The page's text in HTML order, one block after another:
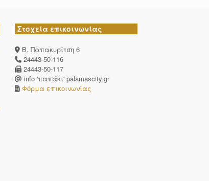
Στοχεία επικοινωνίας
Β. Παπακυρίτση 6
24443-50-116
24443-50-117
info 'παπάκι' palamascity.gr
Φόρμα επικοινωνίας